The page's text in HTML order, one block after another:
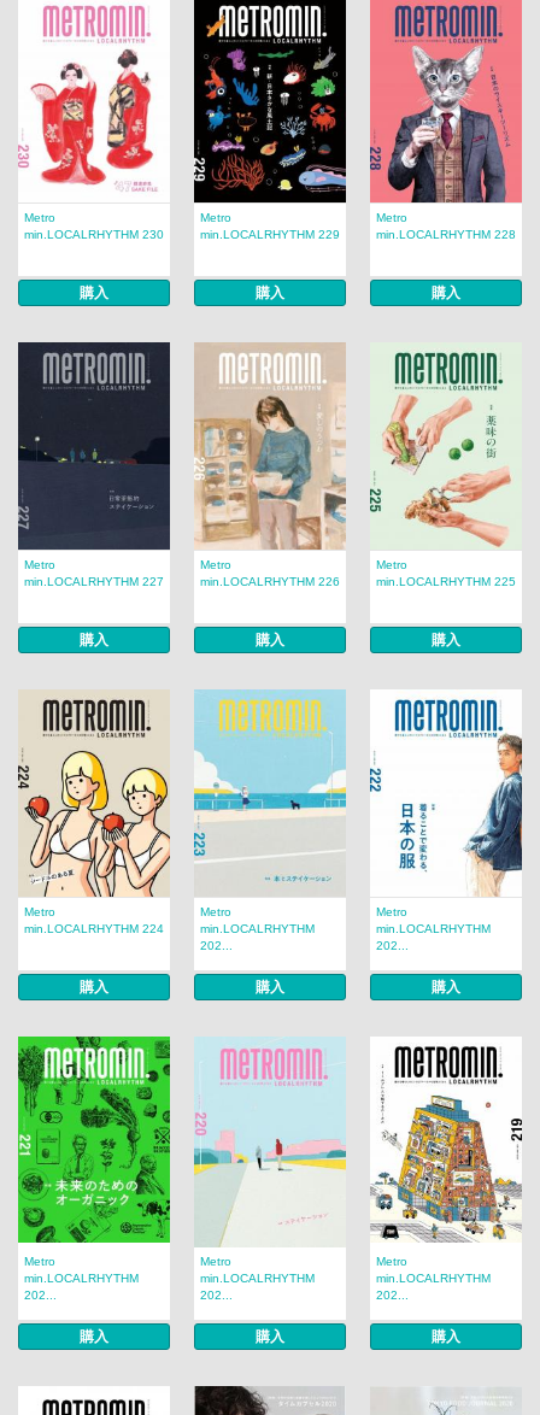
Metro
min.LOCALRHYTHM 230
購入
Metro
min.LOCALRHYTHM 229
購入
Metro
min.LOCALRHYTHM 228
購入
Metro
min.LOCALRHYTHM 227
購入
Metro
min.LOCALRHYTHM 226
購入
Metro
min.LOCALRHYTHM 225
購入
Metro
min.LOCALRHYTHM 224
購入
Metro
min.LOCALRHYTHM
202...
購入
Metro
min.LOCALRHYTHM
202...
購入
Metro
min.LOCALRHYTHM
202...
購入
Metro
min.LOCALRHYTHM
202...
購入
Metro
min.LOCALRHYTHM
202...
購入